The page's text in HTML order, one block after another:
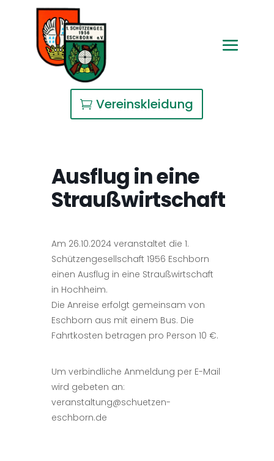
Vereinskleidung
Ausflug in eine
Straußwirtschaft
Am 26.10.2024 veranstaltet die 1.
Schützengesellschaft 1956 Eschborn
einen Ausflug in eine Straußwirtschaft
in Hochheim.
Die Anreise erfolgt gemeinsam von
Eschborn aus mit einem Bus. Die
Fahrtkosten betragen pro Person 10 €.
Um verbindliche Anmeldung per E-Mail
wird gebeten an:
veranstaltung@schuetzen-
eschborn.de